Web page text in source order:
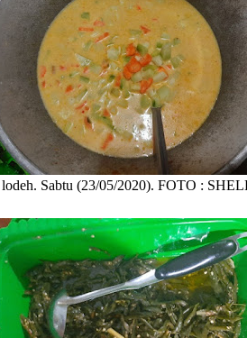
lodeh. Sabtu (23/05/2020). FOTO :